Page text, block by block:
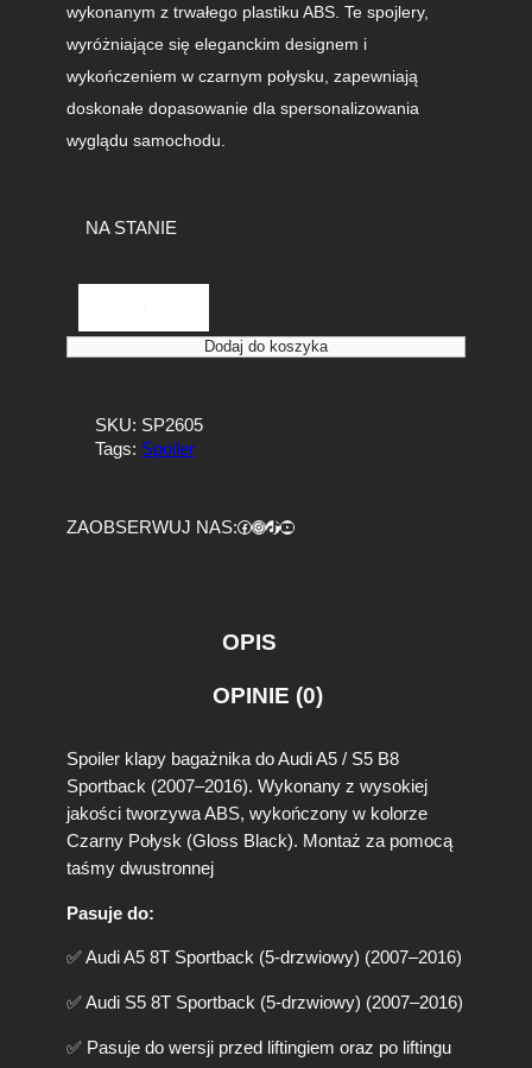
wykonanym z trwałego plastiku ABS. Te spojlery,
wyróżniające się eleganckim designem i
wykończeniem w czarnym połysku, zapewniają
doskonałe dopasowanie dla spersonalizowania
wyglądu samochodu.
NA STANIE
o
e
p
y
A
u
d
A
/
5
T
Dodaj do koszyka
SKU: SP2605
Tags: Spoiler
ZAOBSERWUJ NAS:Facebook https://www.instagram.com/tuningbaza.pl https://www.tiktok.com/@tuningbaza.pl YouTube
OPIS
OPINIE (0)
Spoiler klapy bagażnika do Audi A5 / S5 B8
Sportback (2007–2016). Wykonany z wysokiej
jakości tworzywa ABS, wykończony w kolorze
Czarny Połysk (Gloss Black). Montaż za pomocą
taśmy dwustronnej
Pasuje do:
✅ Audi A5 8T Sportback (5-drzwiowy) (2007–2016)
✅ Audi S5 8T Sportback (5-drzwiowy) (2007–2016)
✅ Pasuje do wersji przed liftingiem oraz po liftingu